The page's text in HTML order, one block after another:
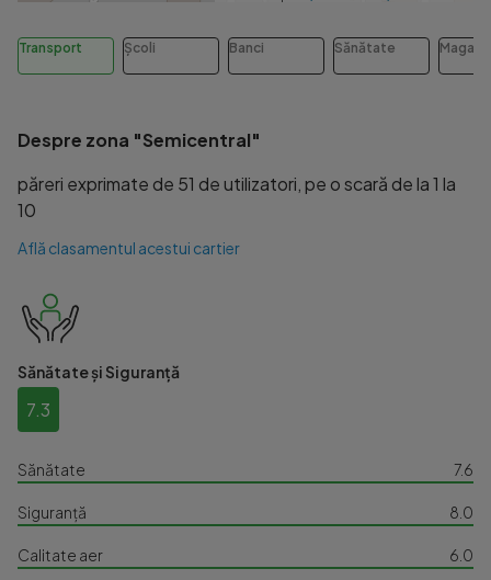
Transport Școli Banci Sănătate
Despre zona "Semicentral"
păreri exprimate de 51 de utilizatori, pe o scară de la 1 la
10
Află clasamentul acestui cartier
Sănătate și Siguranță
7.3
Sănătate 7.6
Siguranță 8.0
Calitate aer 6.0